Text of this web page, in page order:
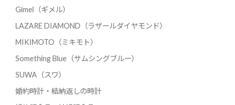
Gimel（ギメル）
LAZARE DIAMOND（ラザールダイヤモンド）
MIKIMOTO（ミキモト）
Something Blue（サムシングブルー）
SUWA（スワ）
婚約時計・結納返しの時計